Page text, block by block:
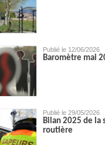
Publié le 12/06/2026
Baromètre mai
Publié le 29/05/2026
Bilan 2025 de la
routière